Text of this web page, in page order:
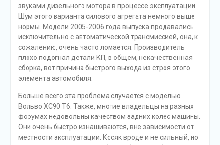
звуками дизельного мотора в процессе эксплуатации.
Шум этого варианта силового агрегата немного выше
нормы. Модели 2005-2006 года выпуска продавались
исключительно с автоматической трансмиссией, она, к
сожалению, очень часто ломается. Производитель
плохо подогнал детали КП, в общем, некачественная
сборка, вот причина быстрого выхода из строя этого
элемента автомобиля.
Больше всего эта проблема случается с моделью
Вольво ХС90 Т6. Также, многие владельцы на разных
форумах недовольны качеством задних колес машины.
Они очень быстро изнашиваются, вне зависимости от
местности эксплуатации. Косяк вроде и не сильный, но